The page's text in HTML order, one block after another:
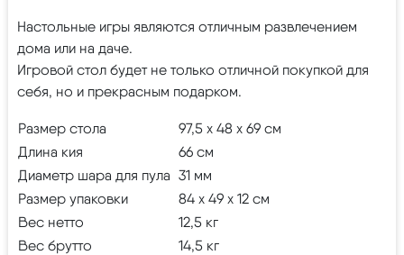
Настольные игры являются отличным развлечением
дома или на даче.
Игровой стол будет не только отличной покупкой для
себя, но и прекрасным подарком.
Размер стола
97,5 х 48 х 69 см
Длина кия
66 см
Диаметр шара для пула 31 мм
Размер упаковки
84 х 49 х 12 см
Вес нетто
12,5 кг
Вес брутто
14,5 кг